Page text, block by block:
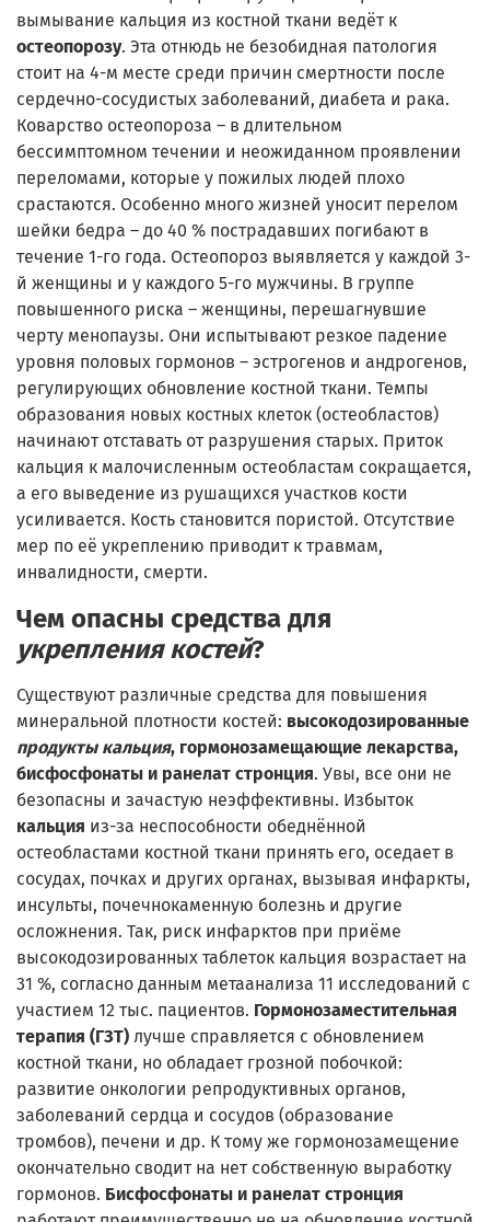
вымывание кальция из костной ткани ведёт к
остеопорозу. Эта отнюдь не безобидная патология
стоит на 4-м месте среди причин смертности после
сердечно-сосудистых заболеваний, диабета и рака.
Коварство остеопороза – в длительном
бессимптомном течении и неожиданном проявлении
переломами, которые у пожилых людей плохо
срастаются. Особенно много жизней уносит перелом
шейки бедра – до 40 % пострадавших погибают в
течение 1-го года. Остеопороз выявляется у каждой 3-
й женщины и у каждого 5-го мужчины. В группе
повышенного риска – женщины, перешагнувшие
черту менопаузы. Они испытывают резкое падение
уровня половых гормонов – эстрогенов и андрогенов,
регулирующих обновление костной ткани. Темпы
образования новых костных клеток (остеобластов)
начинают отставать от разрушения старых. Приток
кальция к малочисленным остеобластам сокращается,
а его выведение из рушащихся участков кости
усиливается. Кость становится пористой. Отсутствие
мер по её укреплению приводит к травмам,
инвалидности, смерти.
Чем опасны средства для
укрепления костей?
Существуют различные средства для повышения
минеральной плотности костей: высокодозированные
продукты кальция, гормонозамещающие лекарства,
бисфосфонаты и ранелат стронция. Увы, все они не
безопасны и зачастую неэффективны. Избыток
кальция из-за неспособности обеднённой
остеобластами костной ткани принять его, оседает в
сосудах, почках и других органах, вызывая инфаркты,
инсульты, почечнокаменную болезнь и другие
осложнения. Так, риск инфарктов при приёме
высокодозированных таблеток кальция возрастает на
31 %, согласно данным метаанализа 11 исследований с
участием 12 тыс. пациентов. Гормонозаместительная
терапия (ГЗТ) лучше справляется с обновлением
костной ткани, но обладает грозной побочкой:
развитие онкологии репродуктивных органов,
заболеваний сердца и сосудов (образование
тромбов), печени и др. К тому же гормонозамещение
окончательно сводит на нет собственную выработку
гормонов. Бисфосфонаты и ранелат стронция